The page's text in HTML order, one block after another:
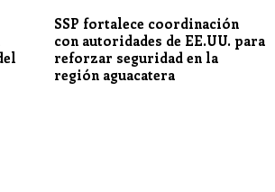
SSP fortalece coordinación
con autoridades de EE.UU. para
reforzar seguridad en la
región aguacatera